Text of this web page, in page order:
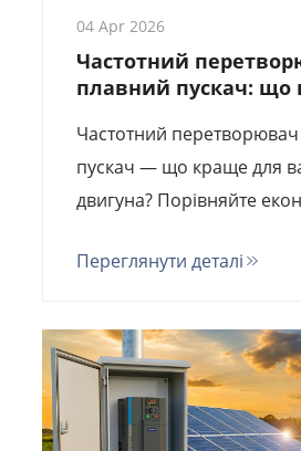
04 Apr 2026
Частотний
плавний пускач: що
Частотний
пускач — що краще для
двигуна? Порівняйте
загальну вартість
покупкою.
Переглянути деталі